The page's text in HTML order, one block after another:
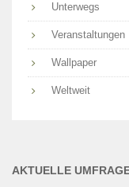
Unterwegs
Veranstaltungen
Wallpaper
Weltweit
AKTUELLE